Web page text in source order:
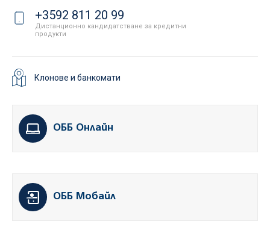
+3592 811 20 99
Дистанционно кандидатстване за кредитни
продукти
Клонове и банкомати
ОББ Онлайн
ОББ Мобайл